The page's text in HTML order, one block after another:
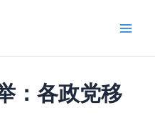
：各政党移